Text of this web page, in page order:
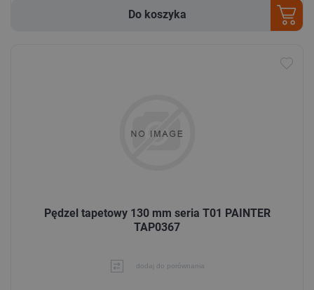
Do koszyka
Pędzel tapetowy 130 mm seria T01 PAINTER
TAP0367
dodaj do porównania